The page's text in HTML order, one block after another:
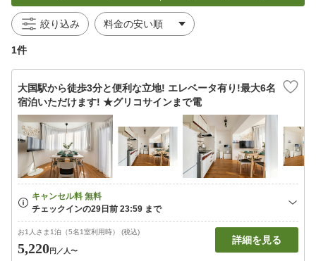
絞り込み
1件
大国駅から徒歩3分と便利な立地! エレベータ有り!最大6名
宿泊いただけます! ★グリコサインまで電
お1人さま1泊（5名1室利用時） (税込)
5,220円 ／人〜
詳細を見る